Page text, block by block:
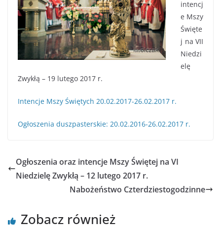
intencj
e Mszy
Święte
j na VII
Niedzi
elę
Zwykłą – 19 lutego 2017 r.
Intencje Mszy Świętych 20.02.2017-26.02.2017 r.
Ogłoszenia duszpasterskie: 20.02.2016-26.02.2017 r.
Ogłoszenia oraz intencje Mszy Świętej na VI
Niedzielę Zwykłą – 12 lutego 2017 r.
Nabożeństwo Czterdziestogodzinne
Zobacz również